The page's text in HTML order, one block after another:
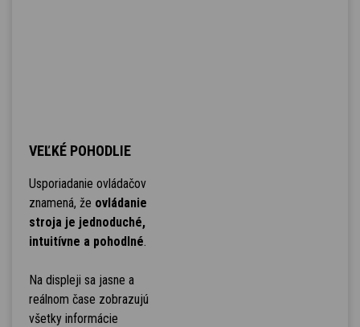
VEĽKÉ POHODLIE
Usporiadanie ovládačov
znamená, že ovládanie
stroja je jednoduché,
intuitívne a pohodlné.
Na displeji sa jasne a
reálnom čase zobrazujú
všetky informácie